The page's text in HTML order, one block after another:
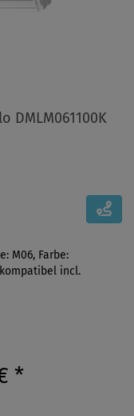
DMLM061100K
M06, Farbe:
incl.
*